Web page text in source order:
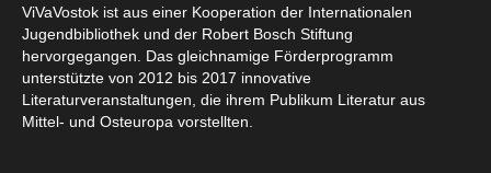
ViVaVostok ist aus einer Kooperation der Internationalen
Jugendbibliothek und der Robert Bosch Stiftung
hervorgegangen. Das gleichnamige Förderprogramm
unterstützte von 2012 bis 2017 innovative
Literaturveranstaltungen, die ihrem Publikum Literatur aus
Mittel- und Osteuropa vorstellten.